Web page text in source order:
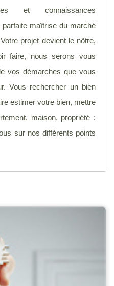
et connaissances
parfaite maîtrise du marché
projet devient le nôtre,
faire, nous serons vous
vos démarches que vous
Vous rechercher un bien
estimer votre bien, mettre
maison, propriété :
sur nos différents points